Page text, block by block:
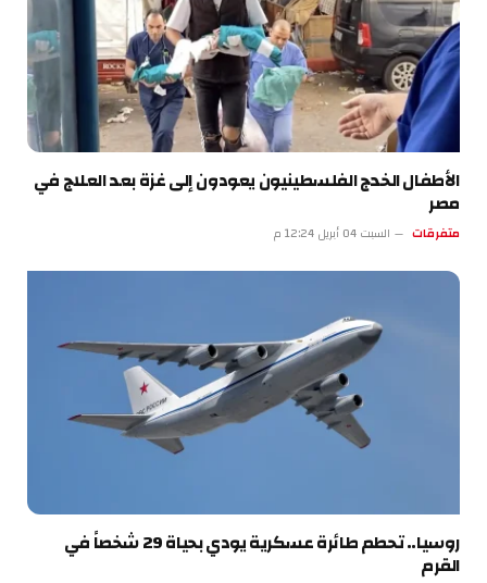
الأطفال الخدج الفلسطينيون يعودون إلى غزة بعد العلاج في
مصر
متفرقات السبت 04 أبريل 12:24 م
روسيا.. تحطم طائرة عسكرية يودي بحياة 29 شخصاً في
القرم